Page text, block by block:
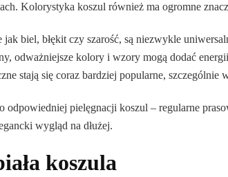
Kolorystyka koszul również ma ogromne
biel, błękit czy szarość, są niezwykle
odważniejsze kolory i wzory mogą dodać
stają się coraz bardziej popularne, szczególnie
odpowiedniej pielęgnacji koszul – regularne
wygląd na dłużej.
koszula